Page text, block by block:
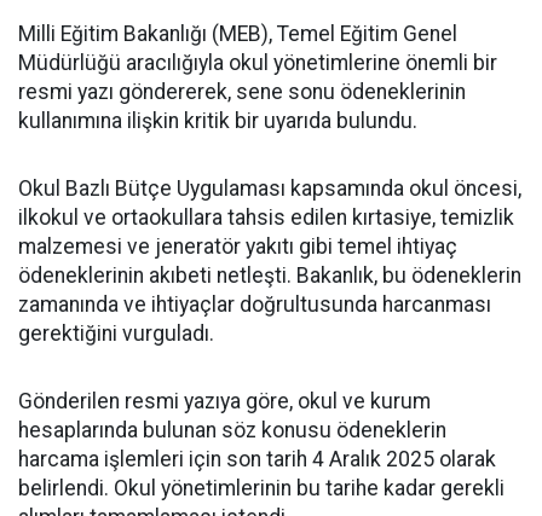
Milli Eğitim Bakanlığı (MEB), Temel Eğitim Genel
Müdürlüğü aracılığıyla okul yönetimlerine önemli bir
resmi yazı göndererek, sene sonu ödeneklerinin
kullanımına ilişkin kritik bir uyarıda bulundu.
Okul Bazlı Bütçe Uygulaması kapsamında okul öncesi,
ilkokul ve ortaokullara tahsis edilen kırtasiye, temizlik
malzemesi ve jeneratör yakıtı gibi temel ihtiyaç
ödeneklerinin akıbeti netleşti. Bakanlık, bu ödeneklerin
zamanında ve ihtiyaçlar doğrultusunda harcanması
gerektiğini vurguladı.
Gönderilen resmi yazıya göre, okul ve kurum
hesaplarında bulunan söz konusu ödeneklerin
harcama işlemleri için son tarih 4 Aralık 2025 olarak
belirlendi. Okul yönetimlerinin bu tarihe kadar gerekli